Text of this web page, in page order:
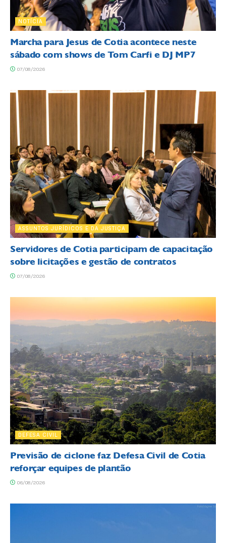
NOTÍCIA
Marcha para Jesus de Cotia acontece neste
sábado com shows de Tom Carfi e DJ MP7
07/08/2026
ASSUNTOS JURÍDICOS E DA JUSTIÇA
Servidores de Cotia participam de capacitação
sobre licitações e gestão de contratos
07/08/2026
DEFESA CIVIL
Previsão de ciclone faz Defesa Civil de Cotia
reforçar equipes de plantão
06/08/2026